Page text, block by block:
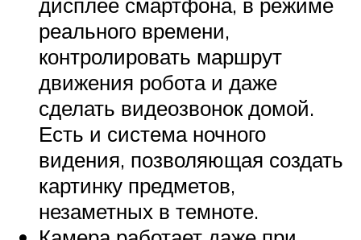
реального времени,
контролировать маршрут
движения робота и даже
сделать видеозвонок домой.
Есть и система ночного
видения, позволяющая создать
картинку предметов,
незаметных в темноте.